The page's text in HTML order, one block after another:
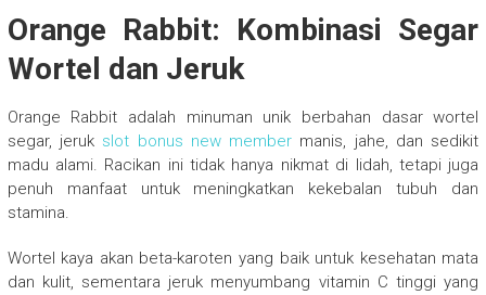
Orange Rabbit: Kombinasi Segar
Wortel dan Jeruk
Orange Rabbit adalah minuman unik berbahan dasar wortel
segar, jeruk slot bonus new member manis, jahe, dan sedikit
madu alami. Racikan ini tidak hanya nikmat di lidah, tetapi juga
penuh manfaat untuk meningkatkan kekebalan tubuh dan
stamina.
Wortel kaya akan beta-karoten yang baik untuk kesehatan mata
dan kulit, sementara jeruk menyumbang vitamin C tinggi yang